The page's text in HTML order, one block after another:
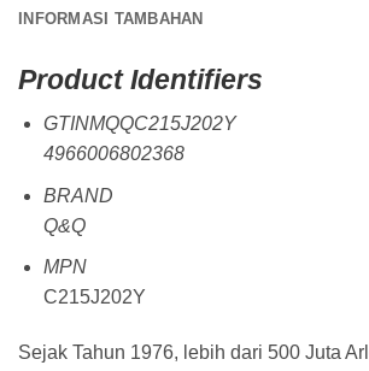
INFORMASI TAMBAHAN
Product Identifiers
GTINMQQC215J202Y
4966006802368
BRAND
Q&Q
MPN
C215J202Y
Sejak Tahun 1976, lebih dari 500 Juta